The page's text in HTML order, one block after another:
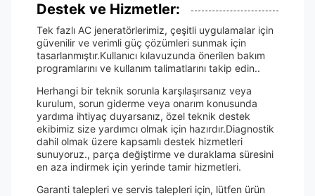
Destek ve Hizmetler:
Tek fazlı AC jeneratörlerimiz, çeşitli uygulamalar için
güvenilir ve verimli güç çözümleri sunmak için
tasarlanmıştır.Kullanıcı kılavuzunda önerilen bakım
programlarını ve kullanım talimatlarını takip edin..
Herhangi bir teknik sorunla karşılaşırsanız veya
kurulum, sorun giderme veya onarım konusunda
yardıma ihtiyaç duyarsanız, özel teknik destek
ekibimiz size yardımcı olmak için hazırdır.Diagnostik
dahil olmak üzere kapsamlı destek hizmetleri
sunuyoruz., parça değiştirme ve duraklama süresini
en aza indirmek için yerinde tamir hizmetleri.
Garanti talepleri ve servis talepleri için, lütfen ürün